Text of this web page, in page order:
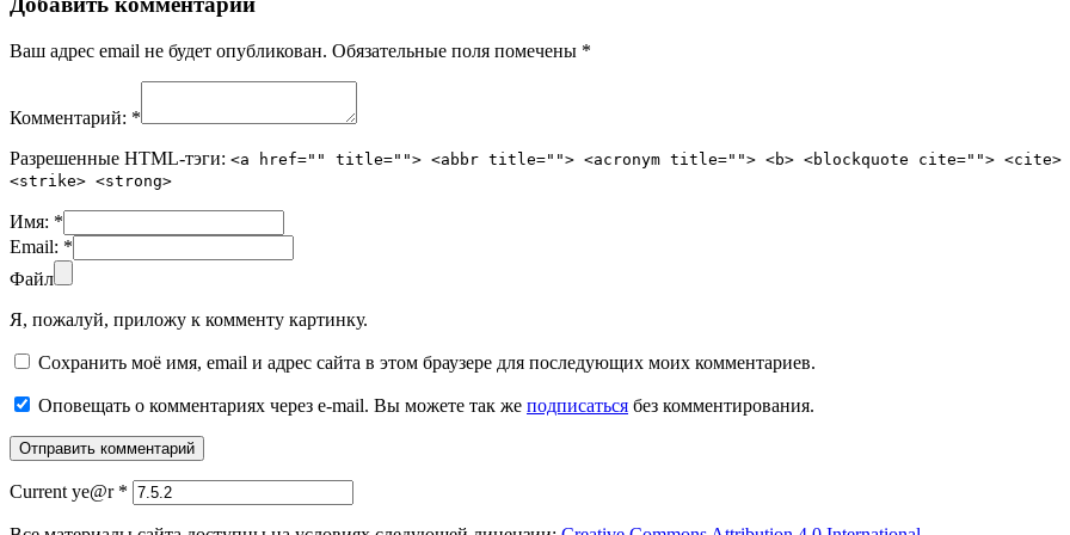
Ваш адрес email не будет опубликован. Обязательные поля помечены *
Комментарий: *
Разрешенные HTML-тэги: <a href="" title=""> <abbr title=""> <acronym title=""> <b> <blockquote cite=""> <cite>
<strike> <strong>
Имя: *
Email: *
Файл
Я, пожалуй, приложу к комменту картинку.
Сохранить моё имя, email и адрес сайта в этом браузере для последующих моих комментариев.
Оповещать о комментариях через e-mail. Вы можете так же подписаться без комментирования.
Current ye@r *